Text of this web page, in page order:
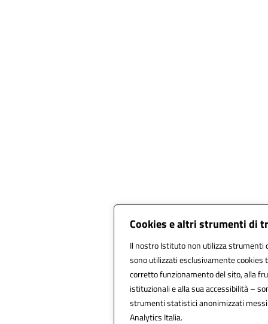
Cookies e altri strumenti di
Il nostro Istituto non utilizza strumenti
sono utilizzati esclusivamente cookies
corretto funzionamento del sito, alla
istituzionali e alla sua accessibilità –
strumenti statistici anonimizzati messi
Analytics Italia.